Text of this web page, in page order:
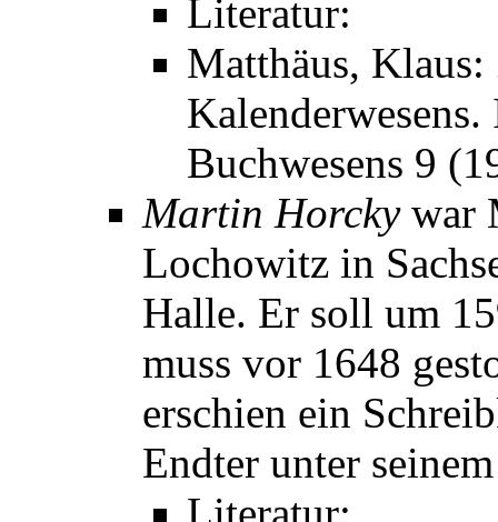
Literatur:
Matthäus, Klaus:
Buchwesens 9
Martin Horckywar
Lochowitz in
Halle. Er soll um
muss vor 1648
erschien ein
Endter unter